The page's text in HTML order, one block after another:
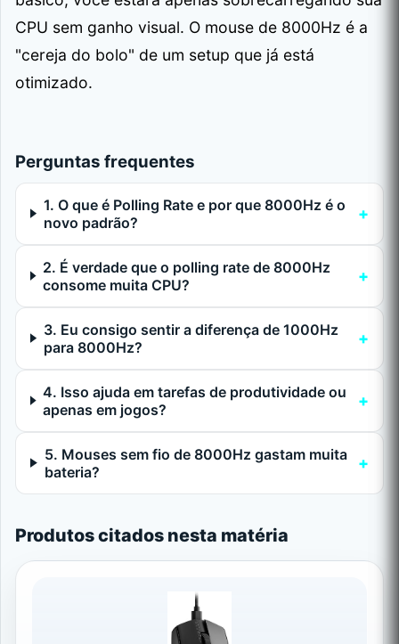
CPU sem ganho visual. O mouse de 8000Hz é a
"cereja do bolo" de um setup que já está
otimizado.
Perguntas frequentes
1. O que é Polling Rate e por que 8000Hz é o
novo padrão?
2. É verdade que o polling rate de 8000Hz
consome muita CPU?
3. Eu consigo sentir a diferença de 1000Hz
para 8000Hz?
4. Isso ajuda em tarefas de produtividade ou
apenas em jogos?
5. Mouses sem fio de 8000Hz gastam muita
bateria?
Produtos citados nesta matéria